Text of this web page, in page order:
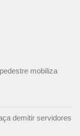
mobiliza
demitir servidores